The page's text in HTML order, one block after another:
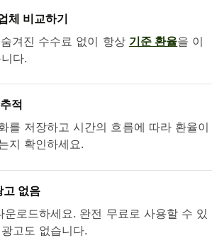
체 비교하기
겨진 수수료 없이 항상 기준 환율을 이
다.
적
를 저장하고 시간의 흐름에 따라 환율이
지 확인하세요.
고 없음
운로드하세요. 완전 무료로 사용할 수 있
고도 없습니다.